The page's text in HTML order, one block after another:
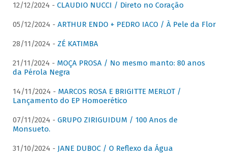
12/12/2024 - CLAUDIO NUCCI / Direto no Coração
05/12/2024 - ARTHUR ENDO + PEDRO IACO / À Pele da Flor
28/11/2024 - ZÉ KATIMBA
21/11/2024 - MOÇA PROSA / No mesmo manto: 80 anos
da Pérola Negra
14/11/2024 - MARCOS ROSA E BRIGITTE MERLOT /
Lançamento do EP Homoerético
07/11/2024 - GRUPO ZIRIGUIDUM / 100 Anos de
Monsueto.
31/10/2024 - JANE DUBOC / O Reflexo da Água